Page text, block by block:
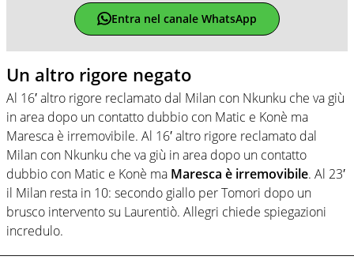
Entra nel canale WhatsApp
Un altro rigore negato
Al 16′ altro rigore reclamato dal Milan con Nkunku che va giù
in area dopo un contatto dubbio con Matic e Konè ma
Maresca è irremovibile. Al 16′ altro rigore reclamato dal
Milan con Nkunku che va giù in area dopo un contatto
dubbio con Matic e Konè ma Maresca è irremovibile. Al 23′
il Milan resta in 10: secondo giallo per Tomori dopo un
brusco intervento su Laurentiò. Allegri chiede spiegazioni
incredulo.